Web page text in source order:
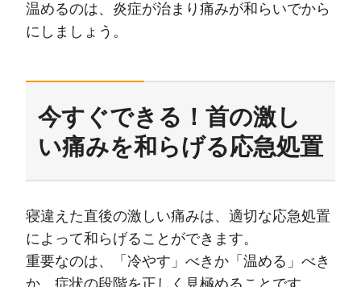
温めるのは、炎症が治まり痛みが和らいでから
にしましょう。
今すぐできる！首の激し
い痛みを和らげる応急処置
寝違えた直後の激しい痛みは、適切な応急処置
によって和らげることができます。
重要なのは、「冷やす」べきか「温める」べき